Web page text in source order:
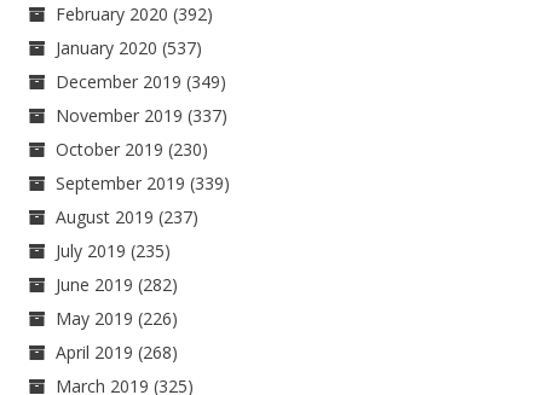
February 2020 (392)
January 2020 (537)
December 2019 (349)
November 2019 (337)
October 2019 (230)
September 2019 (339)
August 2019 (237)
July 2019 (235)
June 2019 (282)
May 2019 (226)
April 2019 (268)
March 2019 (325)